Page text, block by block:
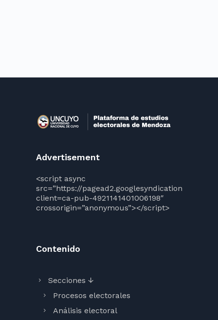
Advertisement
<script async
src=”https://pagead2.googlesyndication.com/
client=ca-pub-4921141401006198″
crossorigin=”anonymous”></script>
Contenido
Secciones ↓
Procesos electorales
Análisis electoral